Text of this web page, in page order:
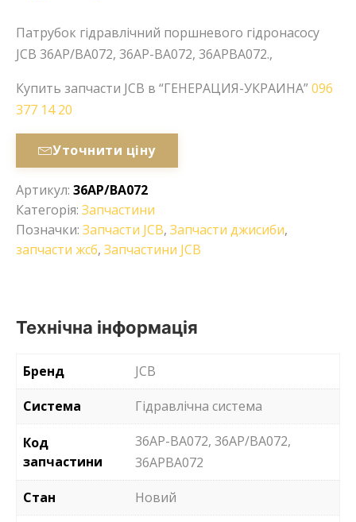
Патрубок гідравлічний поршневого гідронасосу
JCB 36AP/BA072, 36AP-BA072, 36APBA072.,
Купить запчасти JCB в “ГЕНЕРАЦИЯ-УКРАИНА”096
377 14 20
Уточнити ціну
Артикул: 36AP/BA072
Категорія: Запчастини
Позначки: Запчасти JCB, Запчасти джисиби,
запчасти жсб, Запчастини JCB
Технічна інформація
Бренд
JCB
Система
Гідравлічна система
Код
запчастини
36AP-BA072, 36AP/BA072,
36APBA072
Стан
Новий